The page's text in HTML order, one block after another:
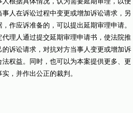
人在诉讼过程中变更或增加诉讼请求，另
作应诉准备的，可以提出延期审理申请。
理人通过提交延期审理申请书，使法院推
诉讼请求，对抗对方当事人变更或增加诉
权益。同时，也可以为本案提供更多、更
，并作出公正的裁判。